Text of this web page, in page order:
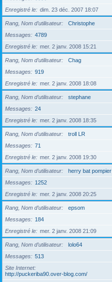
Enregistré le
dim. 23 déc. 2007 18:07
Rang, Nom d’utilisateur
Christophe
Messages
4789
Enregistré le
mer. 2 janv. 2008 15:21
Rang, Nom d’utilisateur
Chag
Messages
919
Enregistré le
mer. 2 janv. 2008 18:08
Rang, Nom d’utilisateur
stephane
Messages
24
Enregistré le
mer. 2 janv. 2008 18:35
Rang, Nom d’utilisateur
troll LR
Messages
71
Enregistré le
mer. 2 janv. 2008 19:30
Rang, Nom d’utilisateur
herry bat pompier
Messages
1252
Enregistré le
mer. 2 janv. 2008 20:25
Rang, Nom d’utilisateur
epsom
Messages
184
Enregistré le
mer. 2 janv. 2008 21:09
Rang, Nom d’utilisateur
lolo64
Messages
513
Site Internet
http://puckeriba90.over-blog.com/